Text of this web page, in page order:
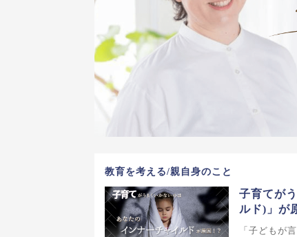
教育を考える/親自身のこと
子育てが
ルド)」が
「子どもが